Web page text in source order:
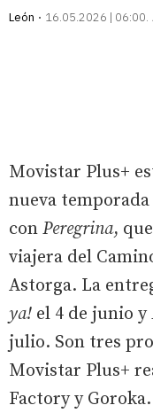
León
16.05.2026 | 06:00
Movistar Plus+
nueva temporada
con Peregrina,
viajera del
Astorga. La
ya! el 4 de junio y
julio. Son tres
Movistar Plus+
Factory y Goroka.